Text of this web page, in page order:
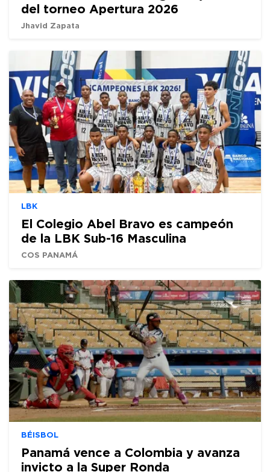
del torneo Apertura 2026
Jhavid Zapata
LBK
El Colegio Abel Bravo es campeón
de la LBK Sub-16 Masculina
COS PANAMÁ
BÉISBOL
Panamá vence a Colombia y avanza
invicto a la Super Ronda